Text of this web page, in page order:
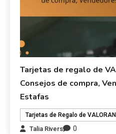
Tarjetas de regalo de
Consejos de compra,
Estafas
Tarjetas de Regalo de
Talia Rivers
0